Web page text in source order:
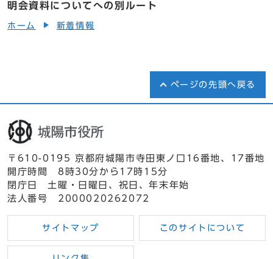
明会資料についてへの別ルート
ホーム 新着情報
ページの先頭へ戻る
〒610-0195 京都府城陽市寺田東ノ口16番地、17番地
開庁時間 8時30分から17時15分
閉庁日 土曜・日曜日、祝日、年末年始
法人番号 2000020262072
サイトマップ このサイトについて